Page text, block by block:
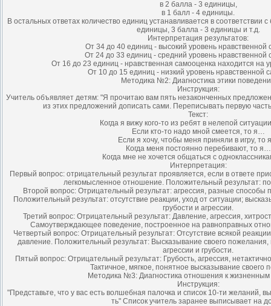
в 2 балла - 3 единицы,
в 1 балл - 4 единицы.
В остальных ответах количество единиц устанавливается в соответствии
единицы, 3 балла - 3 единицы и т.д.
Интерпретация результатов:
От 34 до 40 единиц - высокий уровень нравственной
От 24 до 33 единиц - средний уровень нравственной
От 16 до 23 единиц - нравственная самооценка находится на
От 10 до 15 единиц - низкий уровень нравственной
Методика №2: Диагностика этики
Инструкция:
Учитель объявляет детям: "Я прочитаю вам пять незаконченных
из этих предложений дописать сами. Переписывать первую
Текст:
Когда я вижу кого-то из ребят в нелепой
Если кто-то надо мной смеется, то я…
Если я хочу, чтобы меня приняли в игру, то
Когда меня постоянно перебивают, то я…
Когда мне не хочется общаться с
Интерпретация:
Первый вопрос: отрицательный результат проявляется, если в ответе
легкомысленное отношение. Положительный результат:
Второй вопрос: Отрицательный результат: агрессия, разные способы
Положительный результат: отсутствие реакции, уход от ситуации;
грубости и агрессии.
Третий вопрос: Отрицательный результат: Давление, агрессия,
Самоутверждающее поведение, построенное на равноправных
Четвертый вопрос: Отрицательный результат: Отсутствие всякой
давление. Положительный результат: Высказывание своего
агрессии и грубости.
Пятый вопрос: Отрицательный результат: Грубость, агрессия,
Тактичное, мягкое, понятное высказывание своего
Методика №3: Диагностика отношения к
Инструкция:
"Представьте, что у вас есть волшебная палочка и список 10-ти желаний,
ть" Список учитель заранее выписывает на